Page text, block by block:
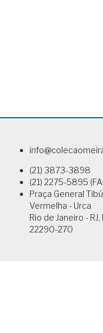
(21) 3873-3898
(21) 2275-5895
Praça General
Vermelha - Urca
Rio de Janeiro - RJ,
22290-270